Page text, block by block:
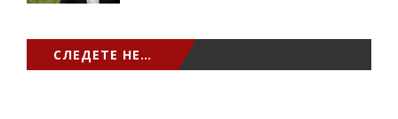
СЛЕДЕТЕ НЕ…